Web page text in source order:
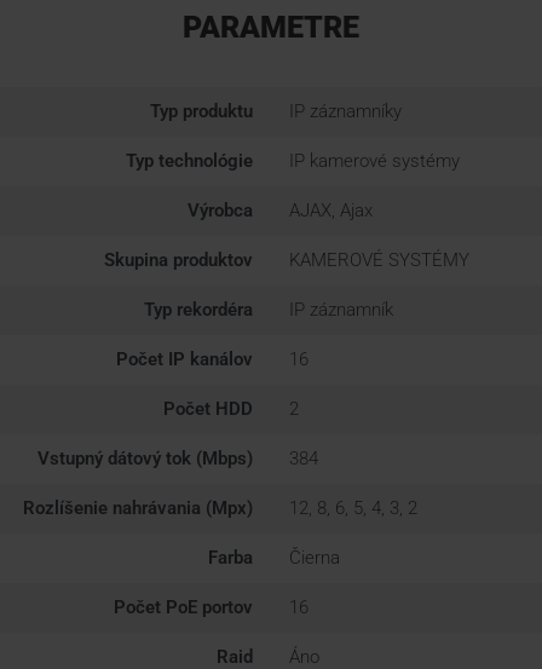
PARAMETRE
Typ produktu IP záznamníky
Typ technológie IP kamerové systémy
Výrobca AJAX, Ajax
Skupina produktov KAMEROVÉ SYSTÉMY
Typ rekordéra IP záznamník
Počet IP kanálov 16
Počet HDD 2
Vstupný dátový tok (Mbps) 384
Rozlíšenie nahrávania (Mpx) 12, 8, 6, 5, 4, 3, 2
Farba Čierna
Počet PoE portov 16
Raid Áno